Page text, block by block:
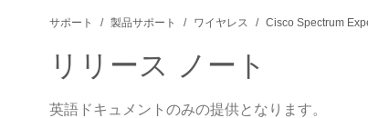
サポート 製品サポート ワイヤレス Cisco Spectrum
リリース ノート
英語ドキュメントのみの提供となります。